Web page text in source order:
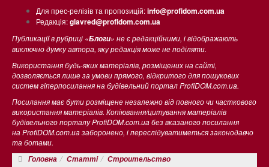
Для прес-релізів та пропозицій:info@profidom.com.ua
Редакція:glavred@profidom.com.ua
Публикації в рубриці «Блоги» не є редакційними, і відображають
виключно думку автора, яку редакція може не поділяти.
Використання будь-яких матеріалів, розміщених на сайті,
дозволяється лише за умови прямого, відкритого для пошукових
систем гіперпосилання на будівельний портал ProfiDOM.com.ua.
Посилання має бути розміщене незалежно від повного чи часткового
використання матеріалів. Копіювання/цитування матеріалів
будівельного порталу ProfiDOM.com.ua без вказаного посилання
на ProfiDOM.com.ua заборонено, і переслідуватиметься законодавчо
та ботами.
Головна
Статті
Строительство